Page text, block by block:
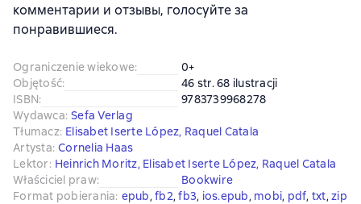
комментарии и отзывы, голосуйте за
понравившиеся.
Ograniczenie wiekowe:
0+
Objętość:
46 str. 68 ilustracji
ISBN:
9783739968278
Wydawca: Sefa Verlag
Tłumacz: Elisabet Iserte López, Raquel Catala
Artysta: Cornelia Haas
Lektor: Heinrich Moritz, Elisabet Iserte López, Raquel Catala
Właściciel praw:
Bookwire
Format pobierania: epub, fb2, fb3, ios.epub, mobi, pdf, txt, zip